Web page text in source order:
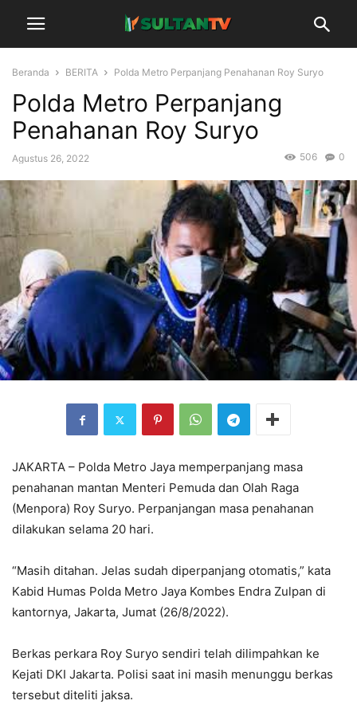
Beranda BERITA Polda Metro Perpanjang Penahanan Roy Suryo
Polda Metro Perpanjang
Penahanan Roy Suryo
Agustus 26, 2022 0
506
JAKARTA – Polda Metro Jaya memperpanjang masa
penahanan mantan Menteri Pemuda dan Olah Raga
(Menpora) Roy Suryo. Perpanjangan masa penahanan
dilakukan selama 20 hari.
“Masih ditahan. Jelas sudah diperpanjang otomatis,” kata
Kabid Humas Polda Metro Jaya Kombes Endra Zulpan di
kantornya, Jakarta, Jumat (26/8/2022).
Berkas perkara Roy Suryo sendiri telah dilimpahkan ke
Kejati DKI Jakarta. Polisi saat ini masih menunggu berkas
tersebut diteliti jaksa.